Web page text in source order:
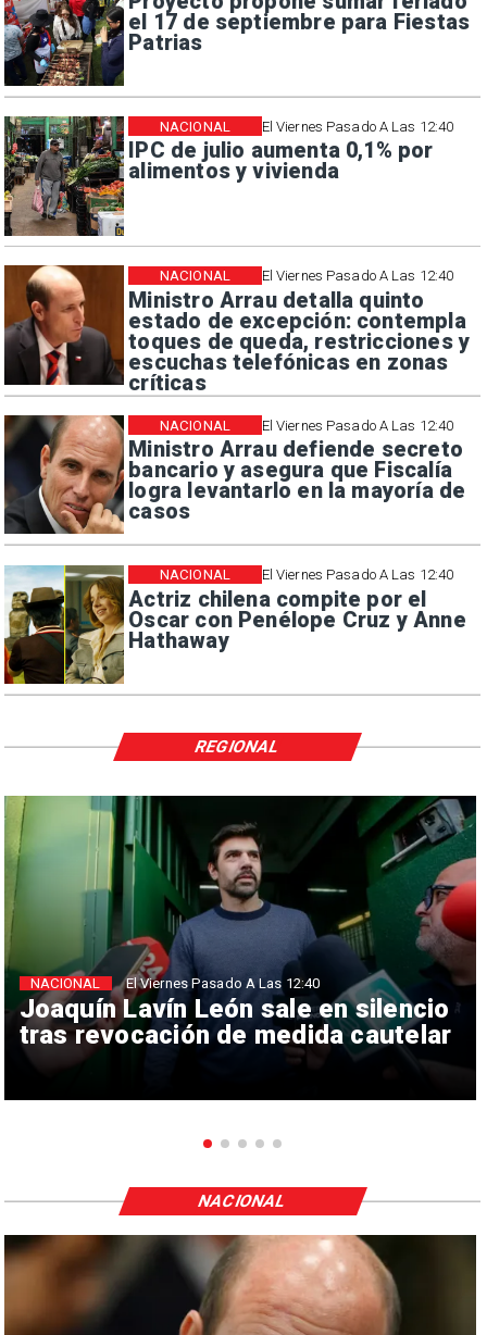
el 17 de septiembre para Fiestas
Patrias
El Viernes Pasado A Las 12:40
IPC de julio aumenta 0,1% por
alimentos y vivienda
NACIONAL
El Viernes Pasado A Las 12:40
Ministro Arrau detalla quinto
estado de excepción: contempla
toques de queda, restricciones y
escuchas telefónicas en zonas
críticas
NACIONAL
El Viernes Pasado A Las 12:40
Ministro Arrau defiende secreto
bancario y asegura que Fiscalía
logra levantarlo en la mayoría de
casos
NACIONAL
El Viernes Pasado A Las 12:40
Actriz chilena compite por el
Oscar con Penélope Cruz y Anne
Hathaway
NACIONAL
Joaquín Lavín León sale en silencio
tras revocación de medida cautelar
NACIONAL El Viernes Pasado A Las 12:40
REGIONAL
NACIONAL